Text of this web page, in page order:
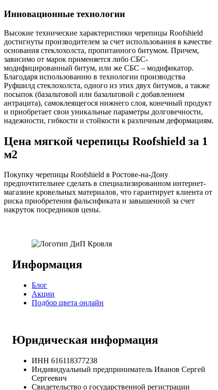
Инновационные технологии
Высокие технические характеристики черепицы Roofshield
достигнуты производителем за счет использования в качестве
основания стеклохолста, пропитанного битумом. Причем,
зависимо от марок применяется либо СБС-
модифицированный битум, или же СБС – модификатор.
Благодаря использованию в технологии производства
Руфшилд стеклохолста, одного из этих двух битумов, а также
посыпок (базальтовой или базальтовой с добавлением
антрацита), самоклеящегося нижнего слоя, конечный продукт
и приобретает свои уникальные параметры долговечности,
надежности, гибкости и стойкости к различным деформациям.
Цена мягкой черепицы Roofshield за 1
м2
Покупку черепицы Roofshield в Ростове-на-Дону
предпочтительнее сделать в специализированном интернет-
магазине кровельных материалов, что гарантирует клиента от
риска приобретения фальсификата и завышенной за счет
накруток посредников цены.
Информация
Блог
Акции
Подбор цвета онлайн
Юридическая информация
ИНН 616118377238
Индивидуальный предприниматель Иванов Сергей
Сергеевич
Свидетельство о государственной регистрации